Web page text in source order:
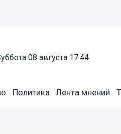
суббота 08 августа 17:44
Политика Лента мнений
ученые